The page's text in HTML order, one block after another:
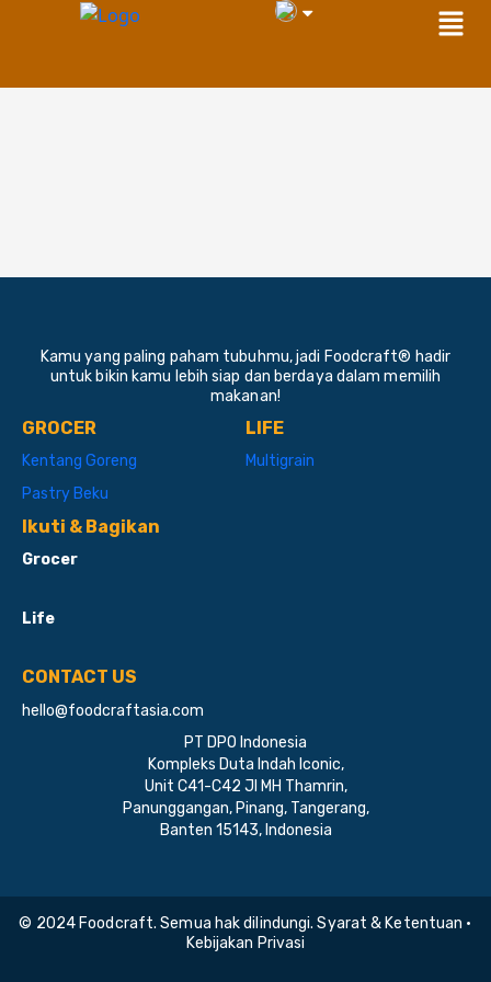
Kamu yang paling paham tubuhmu, jadi Foodcraft® hadir
untuk bikin kamu lebih siap dan berdaya dalam memilih
makanan!
GROCER
Kentang Goreng
Pastry Beku
LIFE
Multigrain
Ikuti & Bagikan
Grocer
Life
CONTACT US
hello@foodcraftasia.com
PT DPO Indonesia
Kompleks Duta Indah Iconic,
Unit C41-C42 Jl MH Thamrin,
Panunggangan, Pinang, Tangerang,
Banten 15143, Indonesia
© 2024 Foodcraft. Semua hak dilindungi. Syarat & Ketentuan •
Kebijakan Privasi